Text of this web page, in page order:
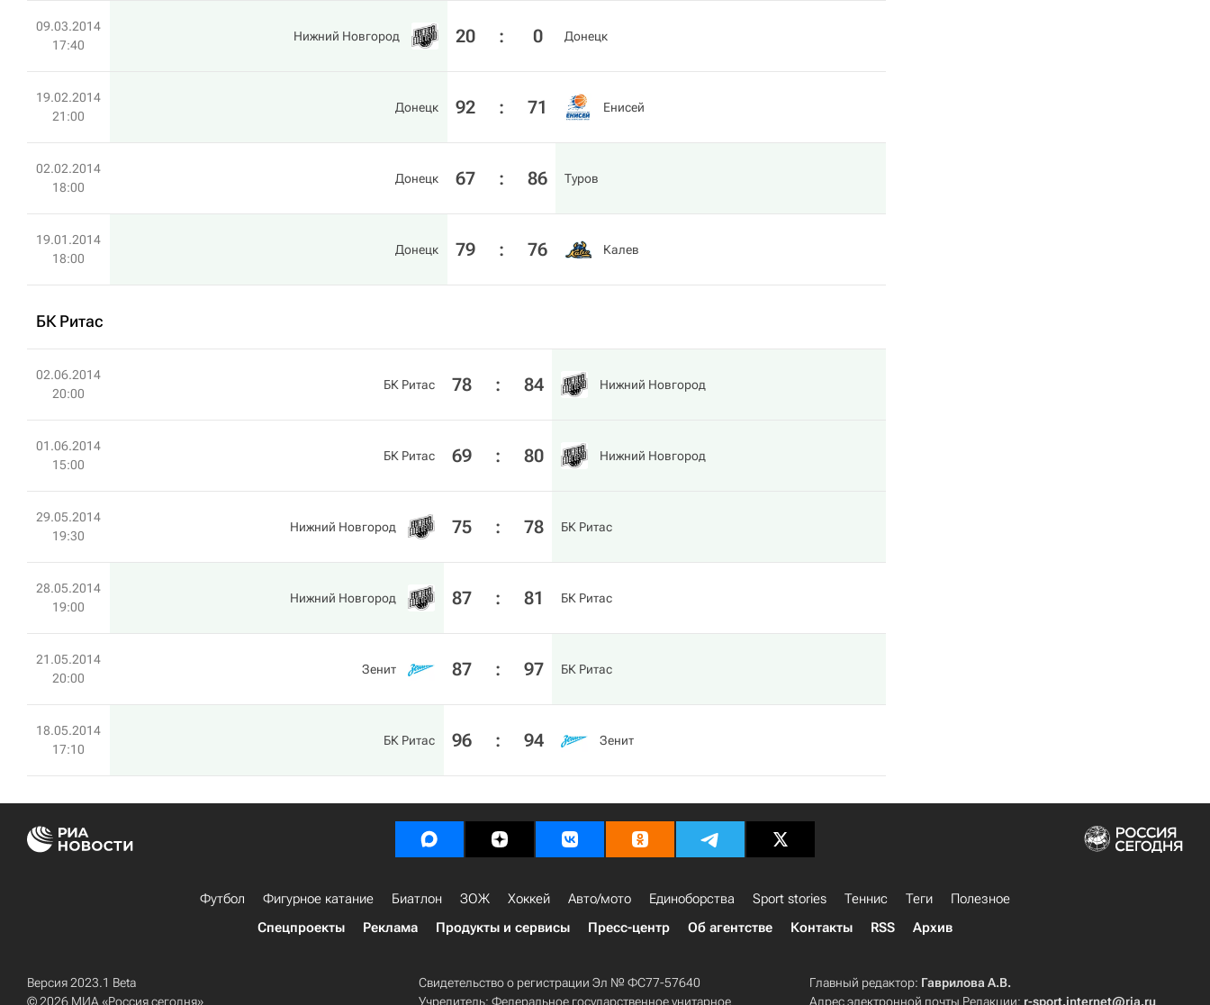
09.03.2014
17:40
Нижний Новгород 20 : 0 Донецк
19.02.2014
21:00
Донецк 92 : 71 Енисей
02.02.2014
18:00
Донецк 67 : 86 Туров
19.01.2014
18:00
Донецк 79 : 76 Калев
БК Ритас
02.06.2014
20:00
БК Ритас 78 : 84 Нижний Новгород
01.06.2014
15:00
БК Ритас 69 : 80 Нижний Новгород
29.05.2014
19:30
Нижний Новгород 75 : 78 БК Ритас
28.05.2014
19:00
Нижний Новгород 87 : 81 БК Ритас
21.05.2014
20:00
Зенит 87 : 97 БК Ритас
18.05.2014
17:10
БК Ритас 96 : 94 Зенит
Футбол Фигурное катание Биатлон ЗОЖ Хоккей Авто/мото Единоборства Sport stories Теннис Теги
Полезное
Спецпроекты
Реклама Продукты и сервисы Пресс-центр Об агентстве Контакты RSS Архив
Версия 2023.1 Beta
© 2026 МИА «Россия сегодня»
Свидетельство о регистрации Эл № ФС77-57640
Учредитель: Федеральное государственное унитарное
Главный редактор: Гаврилова А.В.
Адрес электронной почты Редакции: r-sport.internet@ria.ru